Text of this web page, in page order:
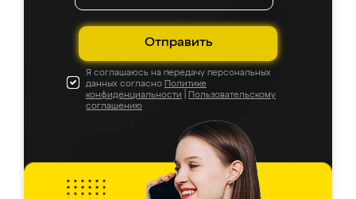
Отправить
Я соглашаюсь на передачу персональных
данных согласно Политике
конфиденциальности
Пользовательскому
соглашению